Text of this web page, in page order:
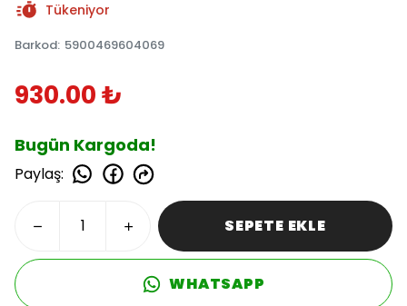
Tükeniyor
Barkod: 5900469604069
930.00 ₺
Bugün Kargoda!
Paylaş:
SEPETE EKLE
WHATSAPP